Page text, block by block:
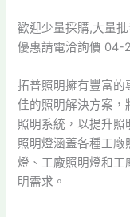
歡迎少量採購,大量
優惠請電洽詢價 04-
拓普照明擁有豐富的
佳的照明解決方案，
照明系統，以提升照
照明燈涵蓋各種工廠
燈、工廠照明燈和工
明需求。